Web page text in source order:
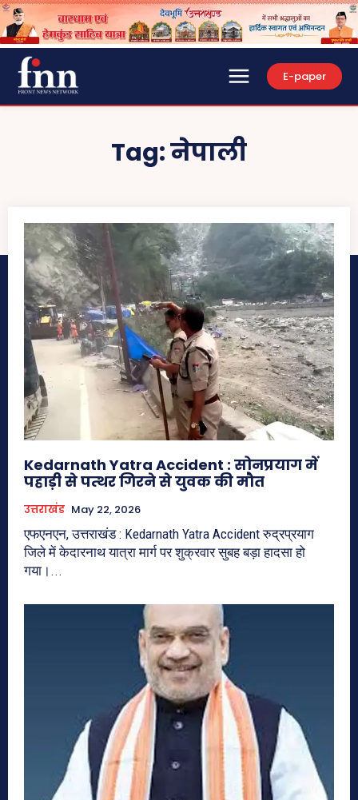
E-paper
Tag:नेपाली
Kedarnath Yatra Accident : सोनप्रयाग में
पहाड़ी से पत्थर गिरने से युवक की मौत
उत्तराखंड May 22, 2026
एफएनएन, उत्तराखंड : Kedarnath Yatra Accident रुद्रप्रयाग
जिले में केदारनाथ यात्रा मार्ग पर शुक्रवार सुबह बड़ा हादसा हो
गया।...